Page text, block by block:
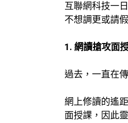
互聯網科技一
不想調更或請
1. 網讀搶攻面
過去，一直在
網上修讀的遙
面授課，因此